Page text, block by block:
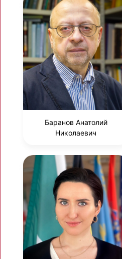
Баранов Анатолий
Николаевич